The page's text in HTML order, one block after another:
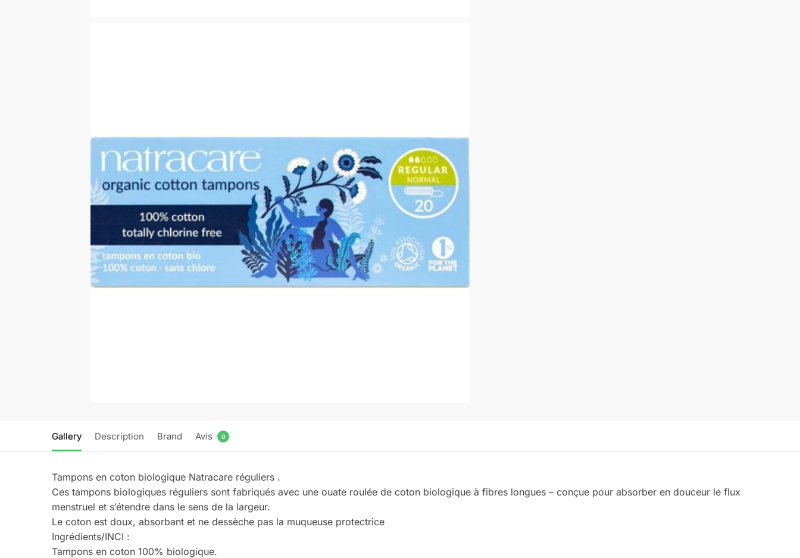
Gallery Description Brand Avis 0
Tampons en coton biologique Natracare réguliers .
Ces tampons biologiques réguliers sont fabriqués avec une ouate roulée de coton biologique à fibres longues – conçue pour absorber en douceur le flux
menstruel et s’étendre dans le sens de la largeur.
Le coton est doux, absorbant et ne dessèche pas la muqueuse protectrice
Ingrédients/INCI :
Tampons en coton 100% biologique.